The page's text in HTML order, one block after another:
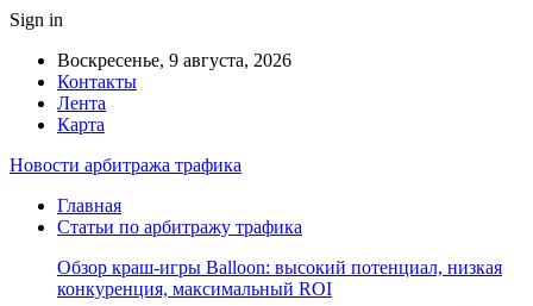
Sign in
Воскресенье, 9 августа, 2026
Контакты
Лента
Карта
Новости арбитража трафика
Главная
Статьи по арбитражу трафика
Обзор краш-игры Balloon: высокий потенциал, низкая
конкуренция, максимальный ROI